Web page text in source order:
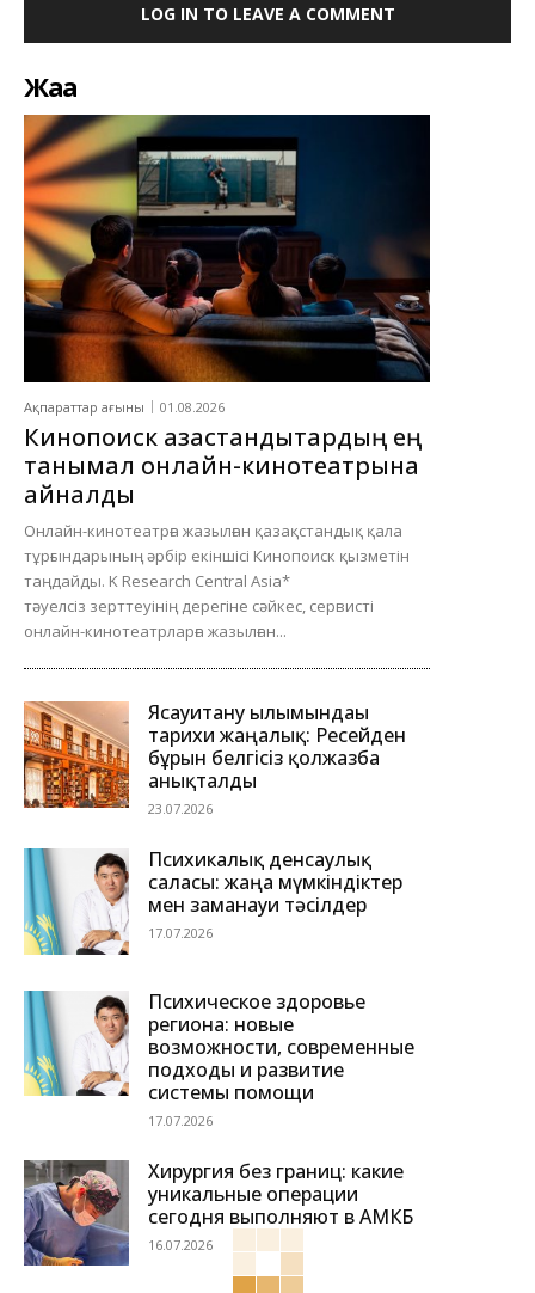
LOG IN TO LEAVE A COMMENT
Жаңа
Ақпараттар ағыны 01.08.2026
Кинопоиск қазақстандықтардың ең
танымал онлайн-кинотеатрына
айналды
Онлайн-кинотеатрға жазылған қазақстандық қала
тұрғындарының әрбір екіншісі Кинопоиск қызметін
таңдайды. K Research Central Asia*
тәуелсіз зерттеуінің дерегіне сәйкес, сервисті
онлайн-кинотеатрларға жазылған...
Ясауитану ғылымындағы
тарихи жаңалық: Ресейден
бұрын белгісіз қолжазба
анықталды
23.07.2026
Психикалық денсаулық
саласы: жаңа мүмкіндіктер
мен заманауи тәсілдер
17.07.2026
Психическое здоровье
региона: новые
возможности, современные
подходы и развитие
системы помощи
17.07.2026
Хирургия без границ: какие
уникальные операции
сегодня выполняют в АМКБ
16.07.2026